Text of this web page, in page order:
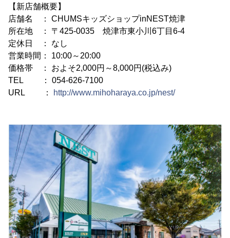
【新店舗概要】
店舗名 ： CHUMSキッズショップinNEST焼津
所在地 ： 〒425-0035 焼津市東小川6丁目6-4
定休日 ： なし
営業時間： 10:00～20:00
価格帯 ： およそ2,000円～8,000円(税込み)
TEL ： 054-626-7100
URL ：
http://www.mihoharaya.co.jp/nest/